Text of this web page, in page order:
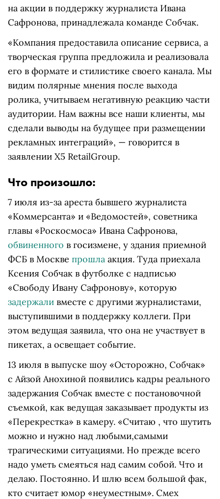
на акции в поддержку журналиста Ивана
Сафронова, принадлежала команде Собчак.
«Компания предоставила описание сервиса, а
творческая группа предложила и реализовала
его в формате и стилистике своего канала. Мы
видим полярные мнения после выхода
ролика, учитываем негативную реакцию части
аудитории. Нам важны все наши клиенты, мы
сделали выводы на будущее при размещении
рекламных интеграций», — говорится в
заявлении X5 RetailGroup.
Что произошло:
7 июля из-за ареста бывшего журналиста
«Коммерсанта» и «Ведомостей», советника
главы «Роскосмоса» Ивана Сафронова,
обвиненного в госизмене, у здания приемной
ФСБ в Москве прошла акция. Туда приехала
Ксения Собчак в футболке с надписью
«Свободу Ивану Сафронову», которую
задержали вместе с другими журналистами,
выступившими в поддержку коллеги. При
этом ведущая заявила, что она не участвует в
пикетах, а освещает событие.
13 июля в выпуске шоу «Осторожно, Собчак»
с Айзой Анохиной появились кадры реального
задержания Собчак вместе с постановочной
съемкой, как ведущая заказывает продукты из
«Перекрестка» в камеру. «Считаю , что шутить
можно и нужно над любыми,самыми
трагическими ситуациями. Но прежде всего
надо уметь смеяться над самим собой. Что и
делаю. Постоянно. И шлю всем большой фак,
кто считает юмор «неуместным». Смех